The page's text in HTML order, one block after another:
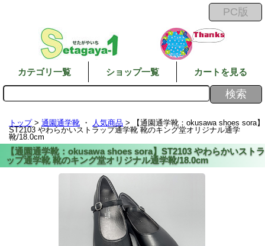
カテゴリ一覧 ショップ一覧 カートを見る
トップ> 通園通学靴 ・ 人気商品 > 【通園通学靴：okusawa shoes sora】
ST2103 やわらかいストラップ通学靴 靴のキング堂オリジナル通学
靴/18.0cm